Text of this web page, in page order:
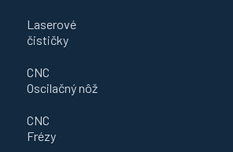
Laserové
čističky
CNC
Oscilačný nôž
CNC
Frézy